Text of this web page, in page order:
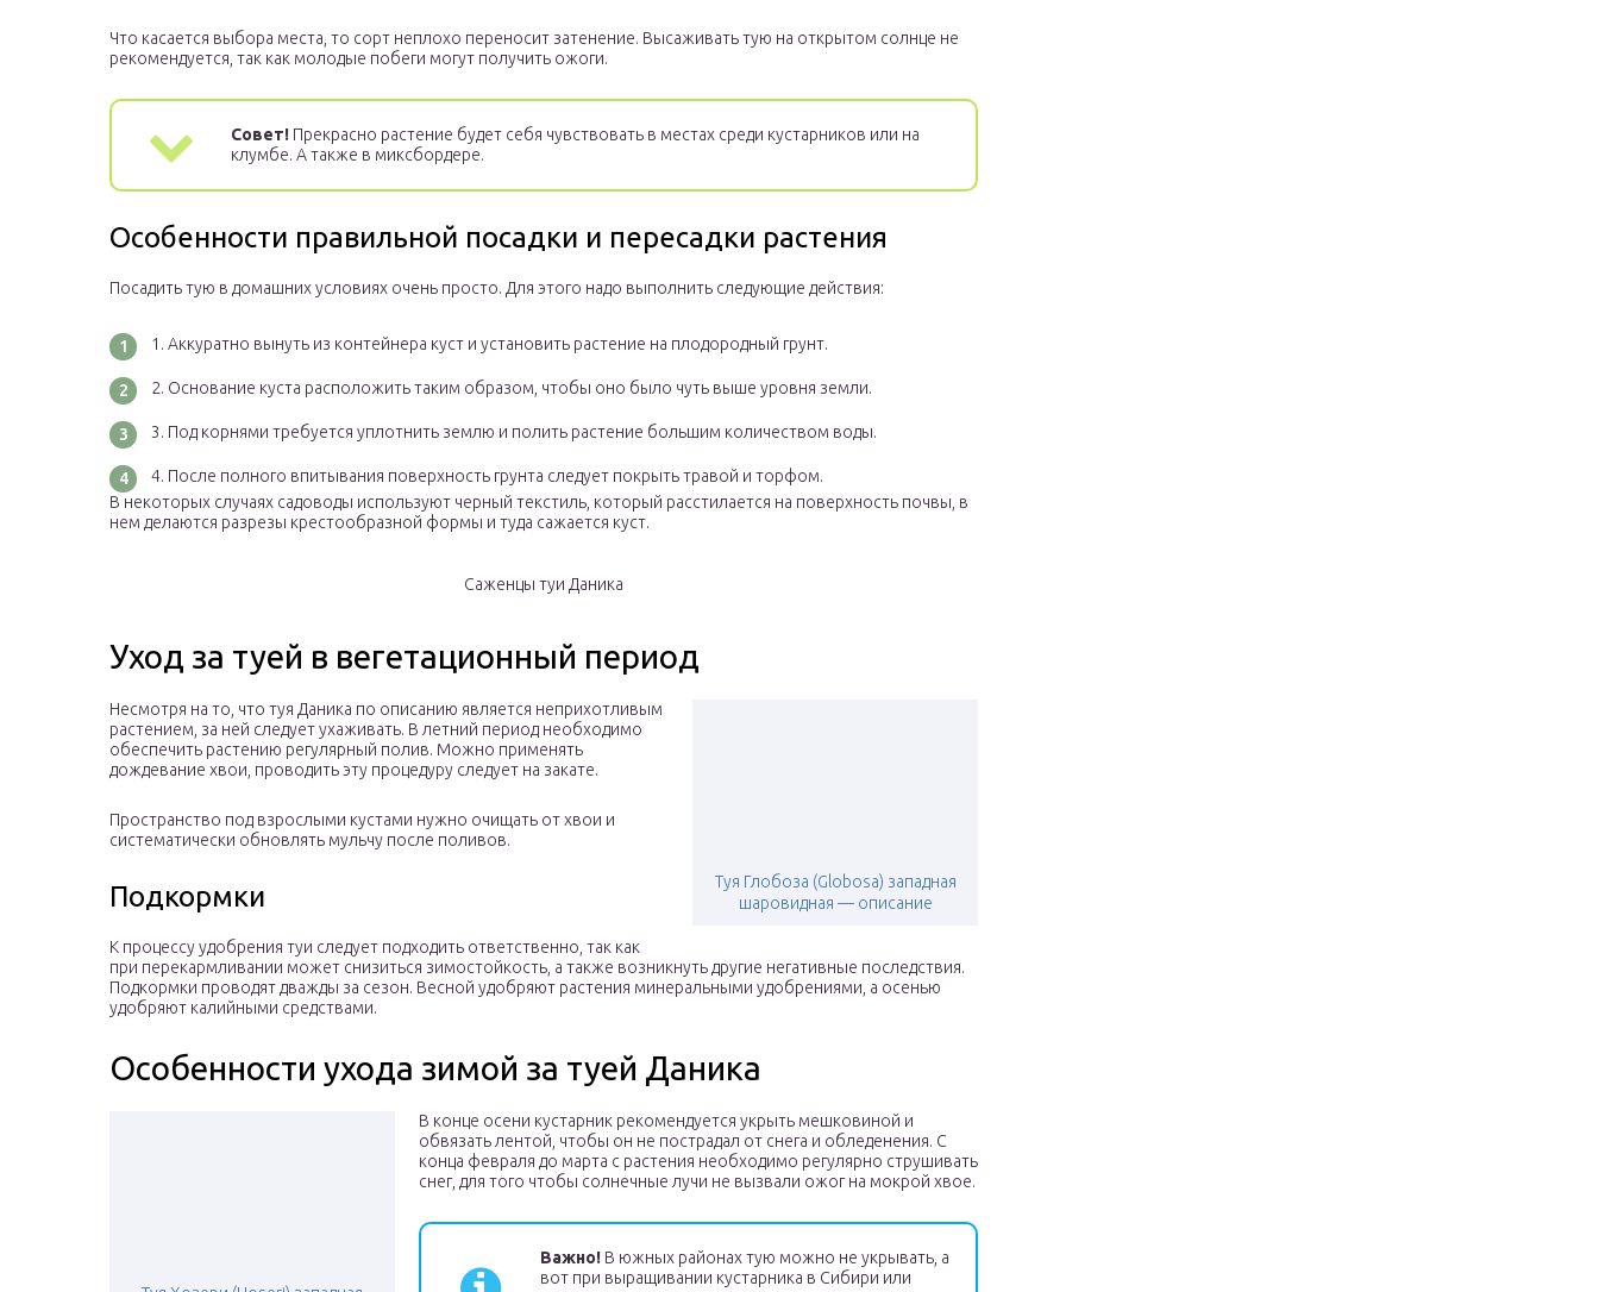
Что касается выбора места, то сорт неплохо переносит затенение. Высаживать тую на открытом солнце не
рекомендуется, так как молодые побеги могут получить ожоги.
Совет! Прекрасно растение будет себя чувствовать в местах среди кустарников или на
клумбе. А также в миксбордере.
Особенности правильной посадки и пересадки растения
Посадить тую в домашних условиях очень просто. Для этого надо выполнить следующие действия:
Аккуратно вынуть из контейнера куст и установить растение на плодородный грунт.
Основание куста расположить таким образом, чтобы оно было чуть выше уровня земли.
Под корнями требуется уплотнить землю и полить растение большим количеством воды.
После полного впитывания поверхность грунта следует покрыть травой и торфом.
В некоторых случаях садоводы используют черный текстиль, который расстилается на поверхность почвы, в
нем делаются разрезы крестообразной формы и туда сажается куст.
Саженцы туи Даника
Уход за туей в вегетационный период
Туя Глобоза (Globosa) западная
шаровидная — описание
Несмотря на то, что туя Даника по описанию является неприхотливым
растением, за ней следует ухаживать. В летний период необходимо
обеспечить растению регулярный полив. Можно применять
дождевание хвои, проводить эту процедуру следует на закате.
Пространство под взрослыми кустами нужно очищать от хвои и
систематически обновлять мульчу после поливов.
Подкормки
К процессу удобрения туи следует подходить ответственно, так как
при перекармливании может снизиться зимостойкость, а также возникнуть другие негативные последствия.
Подкормки проводят дважды за сезон. Весной удобряют растения минеральными удобрениями, а осенью
удобряют калийными средствами.
Особенности ухода зимой за туей Даника
В конце осени кустарник рекомендуется укрыть мешковиной и
обвязать лентой, чтобы он не пострадал от снега и обледенения. С
конца февраля до марта с растения необходимо регулярно струшивать
снег, для того чтобы солнечные лучи не вызвали ожог на мокрой хвое.
Важно! В южных районах тую можно не укрывать, а
вот при выращивании кустарника в Сибири или